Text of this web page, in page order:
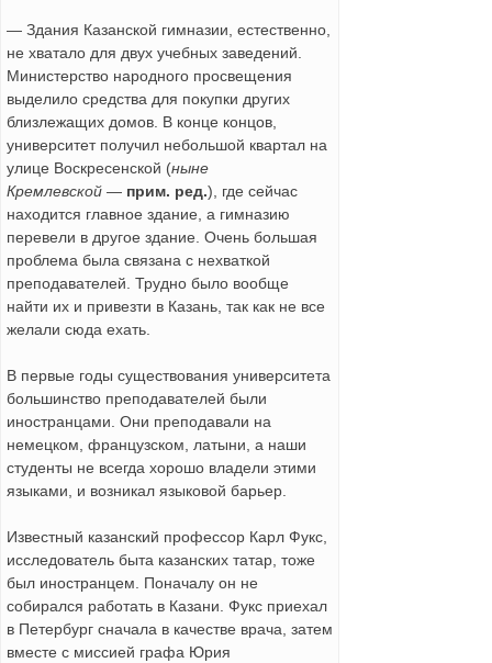
— Здания Казанской гимназии, естественно,
не хватало для двух учебных заведений.
Министерство народного просвещения
выделило средства для покупки других
близлежащих домов. В конце концов,
университет получил небольшой квартал на
улице Воскресенской (ныне
Кремлевской — прим. ред.), где сейчас
находится главное здание, а гимназию
перевели в другое здание. Очень большая
проблема была связана с нехваткой
преподавателей. Трудно было вообще
найти их и привезти в Казань, так как не все
желали сюда ехать.
В первые годы существования университета
большинство преподавателей были
иностранцами. Они преподавали на
немецком, французском, латыни, а наши
студенты не всегда хорошо владели этими
языками, и возникал языковой барьер.
Известный казанский профессор Карл Фукс,
исследователь быта казанских татар, тоже
был иностранцем. Поначалу он не
собирался работать в Казани. Фукс приехал
в Петербург сначала в качестве врача, затем
вместе с миссией графа Юрия